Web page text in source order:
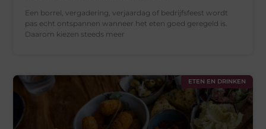
Een borrel, vergadering, verjaardag of bedrijfsfeest wordt
pas echt ontspannen wanneer het eten goed geregeld is.
Daarom kiezen steeds meer
ETEN EN DRINKEN